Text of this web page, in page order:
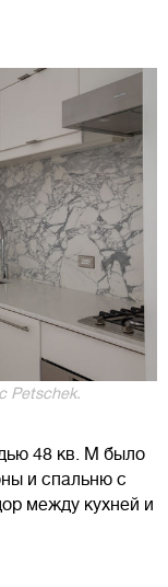
Petschek.
48 кв. М было
и спальню с
между кухней и